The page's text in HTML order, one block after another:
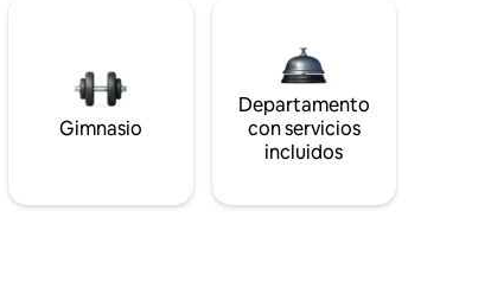
Gimnasio
Departamento
con servicios
incluidos